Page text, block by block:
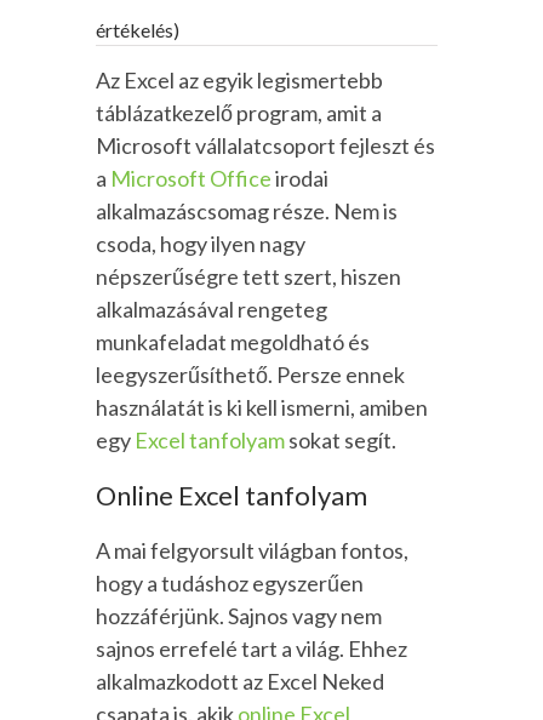
értékelés)
Az Excel az egyik legismertebb
táblázatkezelő program, amit a
Microsoft vállalatcsoport fejleszt és
a Microsoft Officeirodai
alkalmazáscsomag része. Nem is
csoda, hogy ilyen nagy
népszerűségre tett szert, hiszen
alkalmazásával rengeteg
munkafeladat megoldható és
leegyszerűsíthető. Persze ennek
használatát is ki kell ismerni, amiben
egy Excel tanfolyamsokat segít.
Online Excel tanfolyam
A mai felgyorsult világban fontos,
hogy a tudáshoz egyszerűen
hozzáférjünk. Sajnos vagy nem
sajnos errefelé tart a világ. Ehhez
alkalmazkodott az Excel Neked
csapata is, akikonline Excel